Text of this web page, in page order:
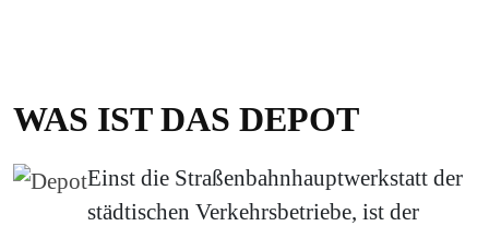
WAS IST DAS DEPOT
Einst die Straßenbahnhauptwerkstatt der
städtischen Verkehrsbetriebe, ist der